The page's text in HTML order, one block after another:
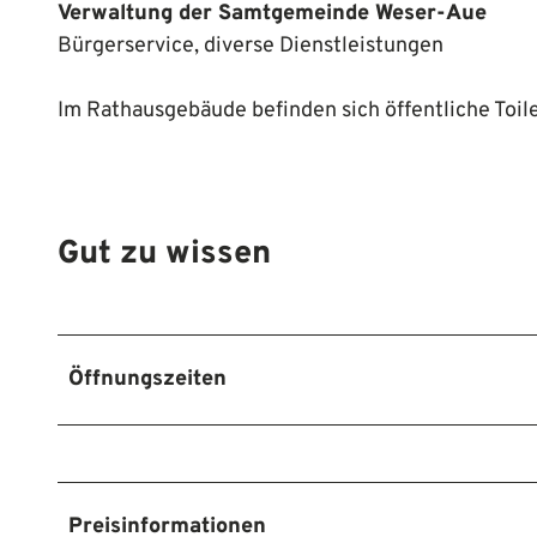
Verwaltung der Samtgemeinde Weser-Aue
Bürgerservice, diverse Dienstleistungen
Im Rathausgebäude befinden sich öffentliche
Gut zu wissen
Öffnungszeiten
Preisinformationen